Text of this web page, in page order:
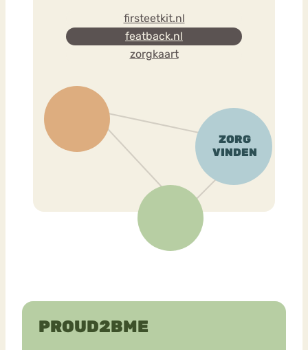
firsteetkit.nl
featback.nl
zorgkaart
PROUD2BME